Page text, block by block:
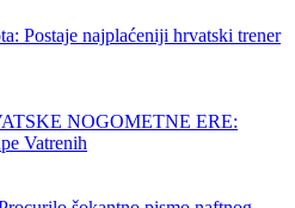
Postaje najplaćeniji hrvatski trener
NOGOMETNE ERE:
Vatrenih